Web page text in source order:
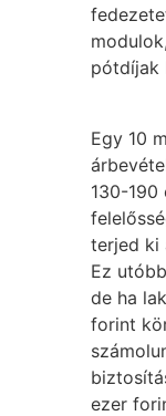
pótdíjak
Egy 10
130-
terjed ki
Ez
de ha
forint
ezer